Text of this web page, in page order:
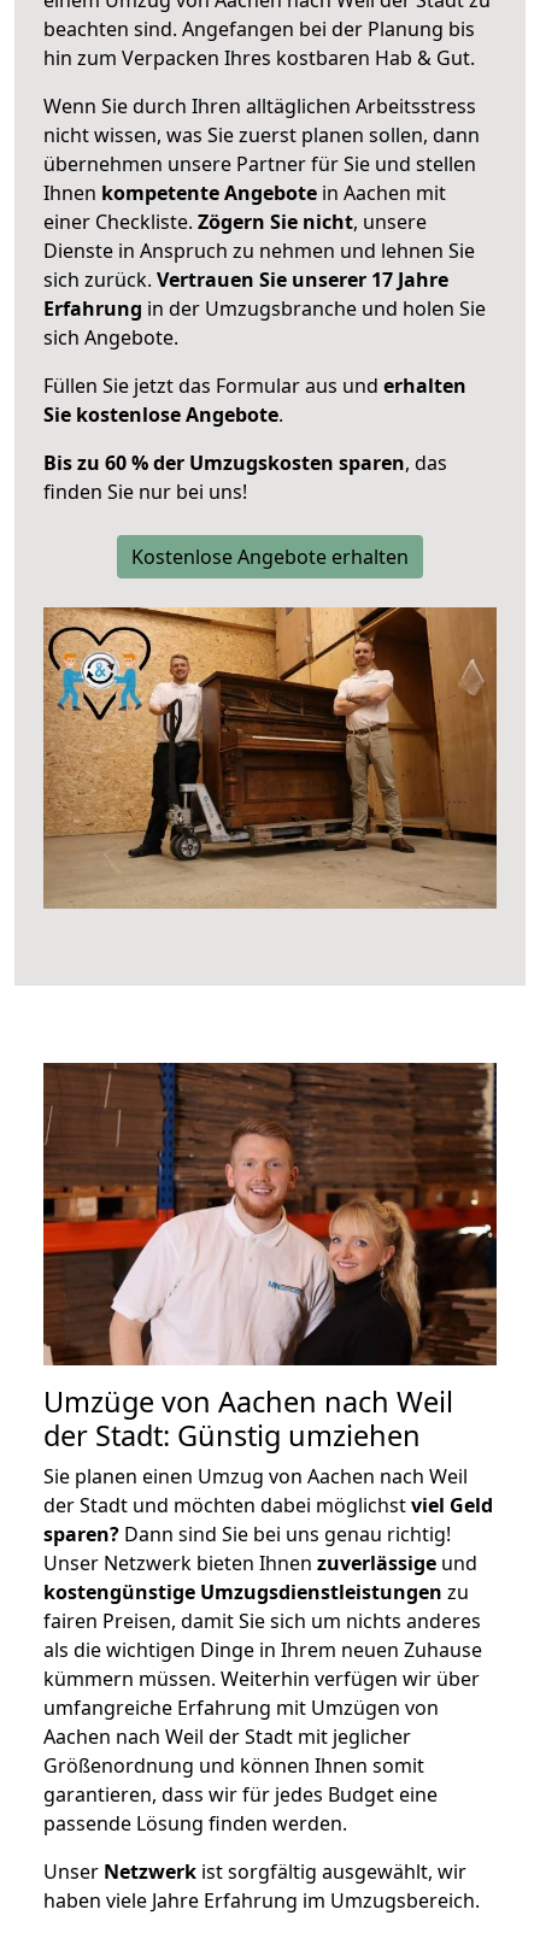
beachten sind. Angefangen bei der Planung bis
hin zum Verpacken Ihres kostbaren Hab & Gut.
Wenn Sie durch Ihren alltäglichen Arbeitsstress
nicht wissen, was Sie zuerst planen sollen, dann
übernehmen unsere Partner für Sie und stellen
Ihnen kompetente Angebote in Aachen mit
einer Checkliste. Zögern Sie nicht, unsere
Dienste in Anspruch zu nehmen und lehnen Sie
sich zurück. Vertrauen Sie unserer 17 Jahre
Erfahrung in der Umzugsbranche und holen Sie
sich Angebote.
Füllen Sie jetzt das Formular aus und erhalten
Sie kostenlose Angebote.
Bis zu 60 % der Umzugskosten sparen, das
finden Sie nur bei uns!
Kostenlose Angebote erhalten
Umzüge von Aachen nach Weil
der Stadt: Günstig umziehen
Sie planen einen Umzug von Aachen nach Weil
der Stadt und möchten dabei möglichstviel Geld
sparen? Dann sind Sie bei uns genau richtig!
Unser Netzwerk bieten Ihnen zuverlässige und
kostengünstige Umzugsdienstleistungen zu
fairen Preisen, damit Sie sich um nichts anderes
als die wichtigen Dinge in Ihrem neuen Zuhause
kümmern müssen. Weiterhin verfügen wir über
umfangreiche Erfahrung mit Umzügen von
Aachen nach Weil der Stadt mit jeglicher
Größenordnung und können Ihnen somit
garantieren, dass wir für jedes Budget eine
passende Lösung finden werden.
Unser Netzwerk ist sorgfältig ausgewählt, wir
haben viele Jahre Erfahrung im Umzugsbereich.